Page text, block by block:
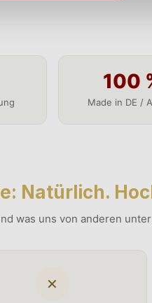
100
Made in DE /
Natürlich.
was uns von anderen
✕